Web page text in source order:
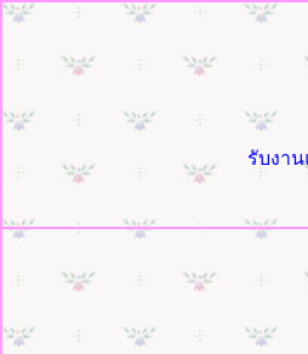
รับงา